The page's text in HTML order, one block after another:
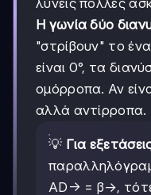
λύνεις πολλές
Η γωνία δύο
"στρίβουν" το
είναι 0°, τα
ομόρροπα. Αν
αλλά αντίρροπα.
💡 Για
AD→ = β→, τότε